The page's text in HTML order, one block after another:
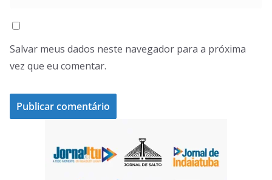
Salvar meus dados neste navegador para a próxima
vez que eu comentar.